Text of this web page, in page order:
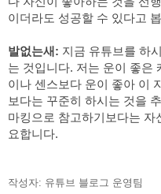
이더라도 성공할 수 있다고
발없는새: 지금 유튜브를 하
는 것입니다. 저는 운이 좋은
이나 센스보다 운이 좋아 이
보다는 꾸준히 하시는 것을
마킹으로 참고하기보다는 자
요합니다.
작성자: 유튜브 블로그 운영팀